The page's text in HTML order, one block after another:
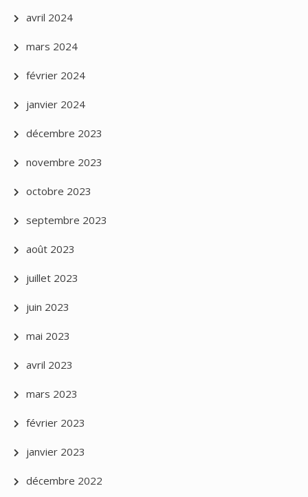
avril 2024
mars 2024
février 2024
janvier 2024
décembre 2023
novembre 2023
octobre 2023
septembre 2023
août 2023
juillet 2023
juin 2023
mai 2023
avril 2023
mars 2023
février 2023
janvier 2023
décembre 2022